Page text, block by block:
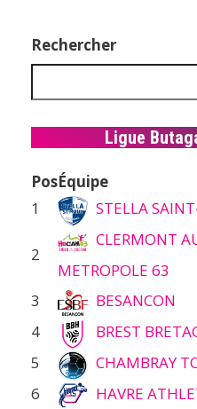
Rechercher
Ligue
PosÉquipe
1
STELLA
2
CLERMONT
METROPOLE 63
3 BESANCON
4
BREST
5
CHAMBRAY
6
HAVRE